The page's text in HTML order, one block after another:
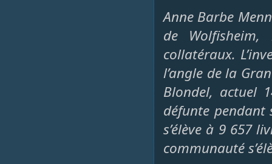
Anne Barbe
de
collatéraux.
l’angle de la
Blondel, actuel
défunte pendant
s’élève à 9 657
communauté